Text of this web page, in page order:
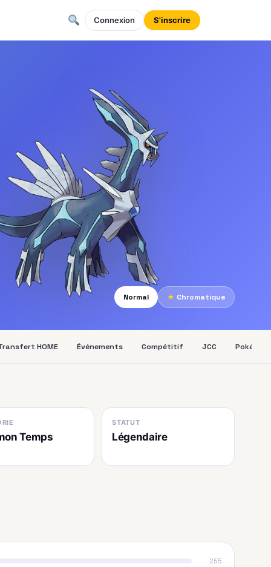
Connexion S'inscrire
Normal
★ Chromatique
HOME Événements Compétitif JCC Pokédex
Temps
STATUT
Légendaire
255